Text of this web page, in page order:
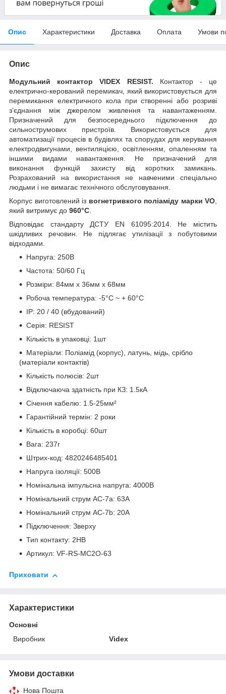
Опис Характеристики Доставка Оплата Умови
Опис
Модульний контактор VIDEX RESIST. Контактор - це
електрично-керований перемикач, який використовується для
перемикання електричного кола при створенні або розриві
з’єднання між джерелом живлення та навантаженням.
Призначений для безпосереднього підключення до
сильнострумових пристроїв. Використовується для
автоматизації процесів в будівлях та спорудах для керування
електродвигунами, вентиляцією, освітленням, опаленням та
іншими видами навантаження. Не призначений для
виконання функцій захисту від коротких замикань.
Розрахований на використання не навченими спеціально
людьми і не вимагає технічного обслуговування.
Корпус виготовлений із вогнетривкого поліаміду марки VO,
який витримує до 960°С.
Відповідає стандарту ДСТУ EN 61095:2014. Не містить
шкідливих речовин. Не підлягає утилізації з побутовими
відходами.
Напруга: 250В
Частота: 50/60 Гц
Розміри: 84мм х 36мм х 68мм
Робоча температура: -5°C ~ + 60°C
IP: 20 / 40 (вбудований)
Серія: RESIST
Кількість в упаковці: 1шт
Матеріали: Поліамід (корпус), латунь, мідь, срібло
(матеріали контактів)
Кількість полюсів: 2шт
Відключаюча здатність при КЗ: 1.5кА
Січення кабелю: 1.5-25мм²
Гарантійний термін: 2 роки
Кількість в коробці: 60шт
Вага: 237г
Штрих-код: 4820246485401
Напруга ізоляції: 500В
Номінальна імпульсна напруга: 4000В
Номінальний струм AC-7a: 63А
Номінальний струм AC-7b: 20А
Підключення: Зверху
Тип контакту: 2НВ
Артикул: VF-RS-MC2O-63
Приховати
Характеристики
Основні
Виробник
Videx
Умови доставки
Нова Пошта